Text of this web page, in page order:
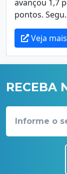
avançou 1,7
pontos.
Veja mais
RECEBA